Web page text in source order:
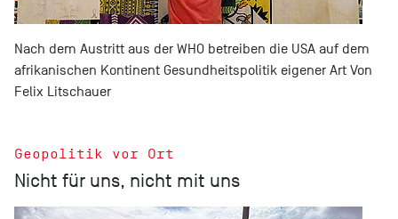
Nach dem Austritt aus der WHO betreiben die USA auf dem
afrikanischen Kontinent Gesundheitspolitik eigener Art Von
Felix Litschauer
Geopolitik vor Ort
Nicht für uns, nicht mit uns